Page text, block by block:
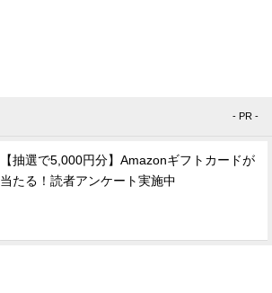
- PR -
【抽選で5,000円分】Amazonギフトカードが
当たる！読者アンケート実施中